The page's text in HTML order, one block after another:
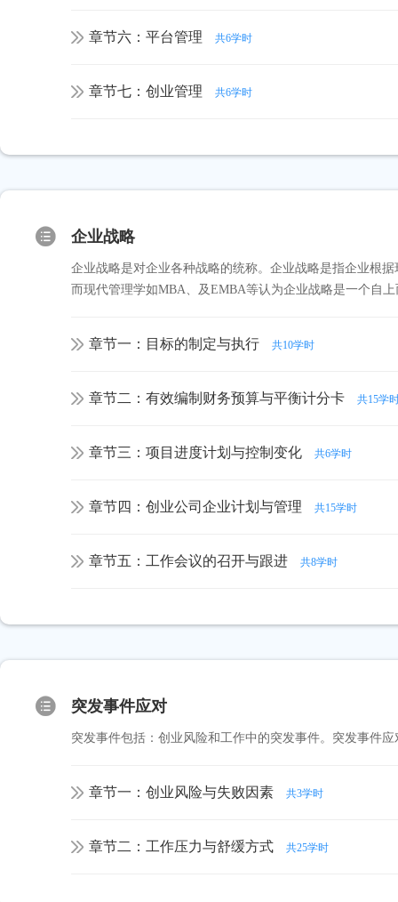
章节六：平台管理 共6学时
章节七：创业管理 共6学时
企业战略
企业战略是对企业各种战略的统称。企业战略是指企业根
而现代管理学如MBA、及EMBA等认为企业战略是一个自
章节一：目标的制定与执行 共10学时
章节二：有效编制财务预算与平衡计分卡 共15学
章节三：项目进度计划与控制变化 共6学时
章节四：创业公司企业计划与管理 共15学时
章节五：工作会议的召开与跟进 共8学时
突发事件应对
突发事件包括：创业风险和工作中的突发事件。突发事件
章节一：创业风险与失败因素 共3学时
章节二：工作压力与舒缓方式 共25学时